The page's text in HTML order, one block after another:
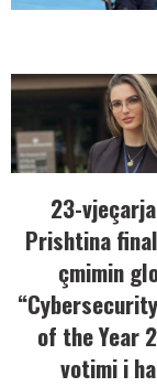
23-
Prishtina
çmimin
of the Year
votimi i